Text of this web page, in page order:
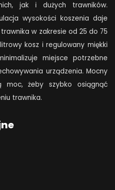
jak i dużych trawników.
wysokości koszenia daje
w zakresie od 25 do 75
kosz i regulowany miękki
miejsce potrzebne
urządzenia. Mocny
moc, żeby szybko osiągnąć
trawnika.